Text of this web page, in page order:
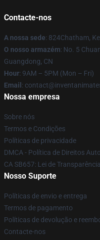
Contacte-nos
A nossa sede: 824Chatham,
O nosso armazém: No. 5
Guangdong, CN
Hour: 9AM – 5PM (Mon – Fri)
Email :
Nossa empresa
Sobre nós
Termos e Condições
Políticas de privacidade
DMCA - Política de Direitos
CA SB657: Lei de
Nosso Suporte
Políticas de envio e entrega
Termos de pagamento
Políticas de devolução e
Contacte-nos